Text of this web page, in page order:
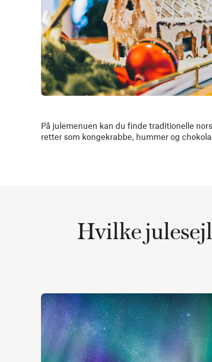
På julemenuen kan du finde traditionelle
retter som kongekrabbe, hummer og
Hvilke